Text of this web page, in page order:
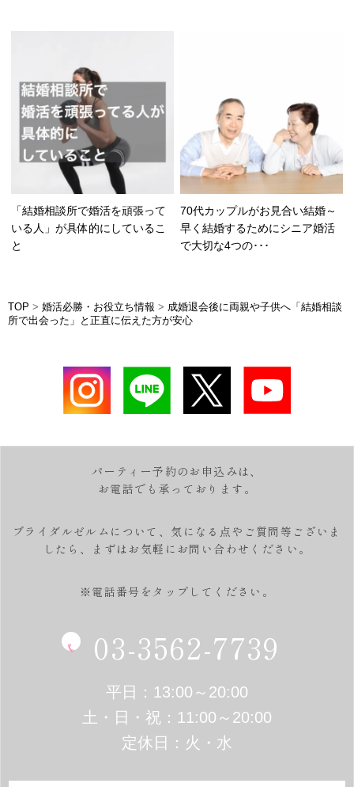
「結婚相談所で婚活を頑張って
いる人」が具体的にしているこ
と
70代カップルがお見合い結婚～
早く結婚するためにシニア婚活
で大切な4つの･･･
TOP > 婚活必勝・お役立ち情報 > 成婚退会後に両親や子供へ「結婚相談
所で出会った」と正直に伝えた方が安心
パーティー予約のお申込みは、
お電話でも承っております。
ブライダルゼルムについて、気になる点やご質問等ございま
したら、
まずはお気軽にお問い合わせください。
※電話番号をタップしてください。
03-3562-7739
平日：13:00～20:00
土・日・祝：11:00～20:00
定休日：火・水